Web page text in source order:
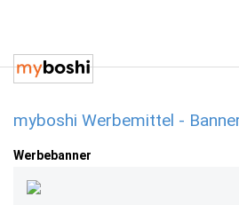
myboshi Werbemittel -
Werbebanner